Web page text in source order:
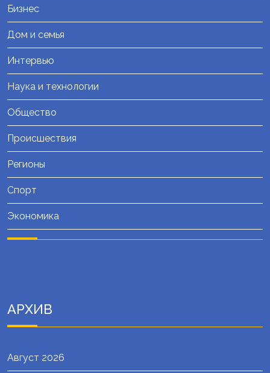
Бизнес
Дом и семья
Интервью
Наука и технологии
Общество
Происшествия
Регионы
Спорт
Экономика
АРХИВ
Август 2026